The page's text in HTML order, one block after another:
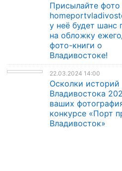
Присылайте фото
у неё будет шанс
на обложку
фото-книги о
Владивостоке!
22.03.2024 14:00
Осколки историй
Владивостока
ваших
конкурсе «Порт
Владивосток»